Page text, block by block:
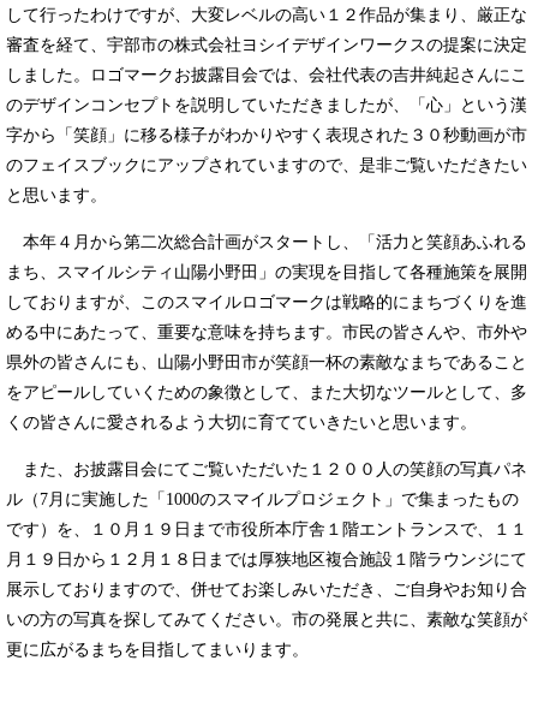
して行ったわけですが、大変レベルの高い１２作品が集まり、厳正な
審査を経て、宇部市の株式会社ヨシイデザインワークスの提案に決定
しました。ロゴマークお披露目会では、会社代表の吉井純起さんにこ
のデザインコンセプトを説明していただきましたが、「心」という漢
字から「笑顔」に移る様子がわかりやすく表現された３０秒動画が市
のフェイスブックにアップされていますので、是非ご覧いただきたい
と思います。
本年４月から第二次総合計画がスタートし、「活力と笑顔あふれる
まち、スマイルシティ山陽小野田」の実現を目指して各種施策を展開
しておりますが、このスマイルロゴマークは戦略的にまちづくりを進
める中にあたって、重要な意味を持ちます。市民の皆さんや、市外や
県外の皆さんにも、山陽小野田市が笑顔一杯の素敵なまちであること
をアピールしていくための象徴として、また大切なツールとして、多
くの皆さんに愛されるよう大切に育てていきたいと思います。
また、お披露目会にてご覧いただいた１２００人の笑顔の写真パネ
ル（7月に実施した「1000のスマイルプロジェクト」で集まったもの
です）を、１０月１９日まで市役所本庁舎１階エントランスで、１１
月１９日から１２月１８日までは厚狭地区複合施設１階ラウンジにて
展示しておりますので、併せてお楽しみいただき、ご自身やお知り合
いの方の写真を探してみてください。市の発展と共に、素敵な笑顔が
更に広がるまちを目指してまいります。